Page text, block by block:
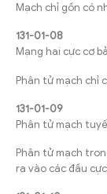
Mạch chỉ gồn có
131-01-08
Mạng hai cực cơ
Phân tử mạch chỉ
131-01-09
Phân tử mạch
Phân tử mạch
ra vào các đầu